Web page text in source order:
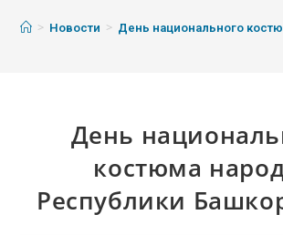
> Новости > День национального
День
костюма
Республики